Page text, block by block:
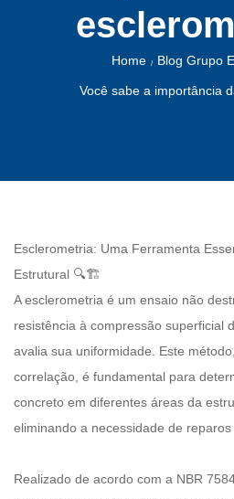
Home / Blog Grupo
Você sabe a importância
Esclerometria: Uma Ferramenta
Estrutural 🔍🏗️
A esclerometria é um ensaio não
resistência à compressão superficial
avalia sua uniformidade. Este
correlação, é fundamental para
concreto em diferentes áreas da
eliminando a necessidade de reparos
Realizado de acordo com a NBR